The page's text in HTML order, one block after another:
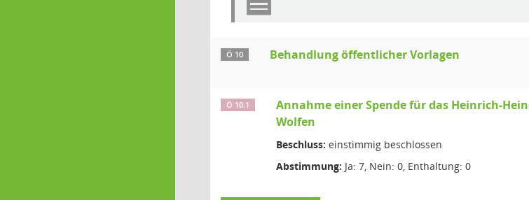
Ö 10 Behandlung öffentlicher Vorlagen
Ö 10.1
Annahme einer Spende für das Heinrich-
Wolfen
Beschluss: einstimmig beschlossen
Abstimmung: Ja: 7, Nein: 0, Enthaltung: 0